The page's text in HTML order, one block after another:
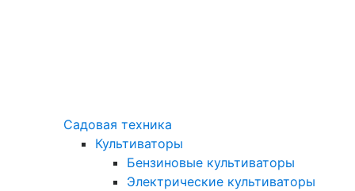
Садовая техника
Культиваторы
Бензиновые культиваторы
Электрические культиваторы